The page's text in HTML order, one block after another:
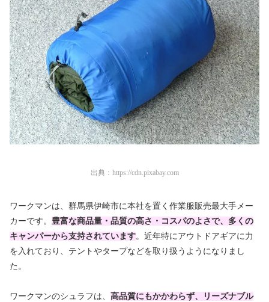
出典： https://cdn.pixabay.com
ワークマンは、群馬県伊崎市に本社を置く作業服販売最大手メー
カーです。 豊富な商品量・品質の高さ・コスパのよさで、多くの
キャンパーから支持されています。近年特にアウトドアギアに力
を入れており、テントやタープなどを取り扱うようになりまし
た。
ワークマンのシュラフは、 高品質にもかかわらず、リーズナブル